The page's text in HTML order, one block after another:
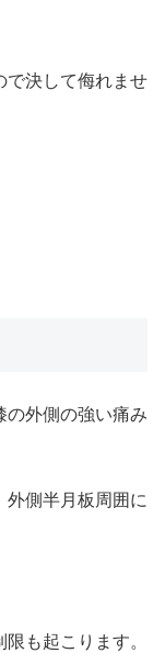
で決して侮れませ
の外側の強い痛み
外側半月板周囲に
も起こります。